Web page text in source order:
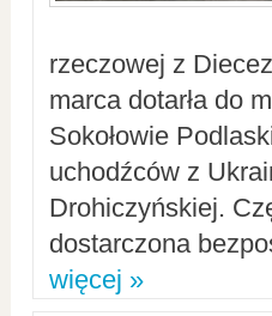
rzeczowej z
marca dotarła do
Sokołowie
uchodźców z
Drohiczyńskiej.
dostarczona
więcej »